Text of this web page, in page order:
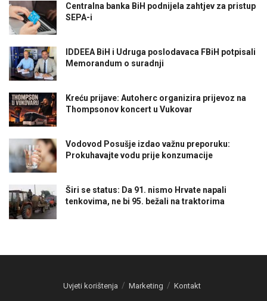
Centralna banka BiH podnijela zahtjev za pristup
SEPA-i
IDDEEA BiH i Udruga poslodavaca FBiH potpisali
Memorandum o suradnji
Kreću prijave: Autoherc organizira prijevoz na
Thompsonov koncert u Vukovar
Vodovod Posušje izdao važnu preporuku:
Prokuhavajte vodu prije konzumacije
Širi se status: Da 91. nismo Hrvate napali
tenkovima, ne bi 95. bežali na traktorima
Uvjeti korištenja Marketing Kontakt